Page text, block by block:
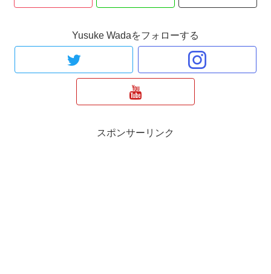
Yusuke Wadaをフォローする
スポンサーリンク